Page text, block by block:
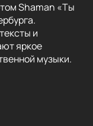
Shaman «Ты
и
яркое
музыки.